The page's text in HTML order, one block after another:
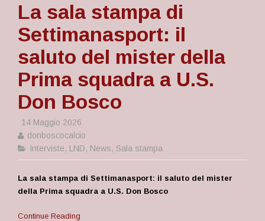
La sala stampa di
Settimanasport: il
saluto del mister della
Prima squadra a U.S.
Don Bosco
14 Maggio 2026
donboscocalcio
Interviste, LND, News, Sala stampa
La sala stampa di Settimanasport: il saluto del mister
della Prima squadra a U.S. Don Bosco
Continue Reading